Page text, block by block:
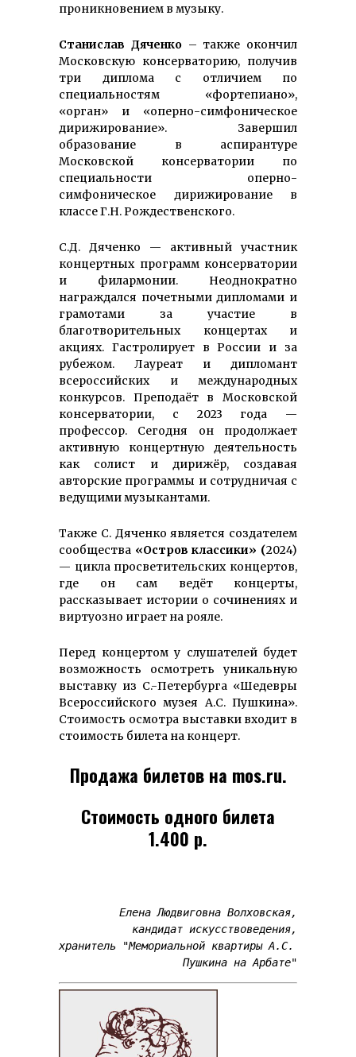
проникновением в музыку.
Станислав Дяченко– также окончил
Московскую консерваторию, получив
три диплома с отличием по
специальностям «фортепиано»,
«орган» и «оперно-симфоническое
дирижирование». Завершил
образование в аспирантуре
Московской консерватории по
специальности оперно-
симфоническое дирижирование в
классе Г.Н. Рождественского.
С.Д. Дяченко — активный участник
концертных программ консерватории
и филармонии. Неоднократно
награждался почетными дипломами и
грамотами за участие в
благотворительных концертах и
акциях. Гастролирует в России и за
рубежом. Лауреат и дипломант
всероссийских и международных
конкурсов. Преподаёт в Московской
консерватории, с 2023 года —
профессор. Сегодня он продолжает
активную концертную деятельность
как солист и дирижёр, создавая
авторские программы и сотрудничая с
ведущими музыкантами.
Также С. Дяченко является создателем
сообщества «Остров классики» (2024)
— цикла просветительских концертов,
где он сам ведёт концерты,
рассказывает истории о сочинениях и
виртуозно играет на рояле.
Перед концертом у слушателей будет
возможность осмотреть уникальную
выставку из С.-Петербурга «Шедевры
Всероссийского музея А.С. Пушкина».
Стоимость осмотра выставки входит в
стоимость билета на концерт.
Продажа билетов на mos.ru.
Стоимость одного билета
1.400 р.
Елена Людвиговна Волховская,
кандидат искусствоведения,
хранитель "Мемориальной квартиры А.С.
Пушкина на Арбате"